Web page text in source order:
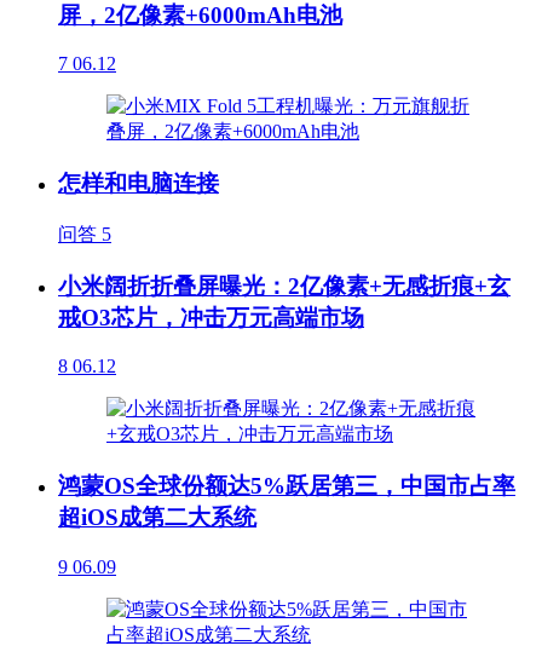
屏，2亿像素+6000mAh电池
7 06.12
怎样和电脑连接
问答 5
小米阔折折叠屏曝光：2亿像素+无感折痕+玄
戒O3芯片，冲击万元高端市场
8 06.12
鸿蒙OS全球份额达5%跃居第三，中国市占率
超iOS成第二大系统
9 06.09